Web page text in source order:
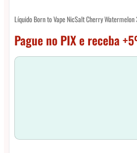
Líquido Born to Vape NicSalt Cherry
Pague no PIX e receba